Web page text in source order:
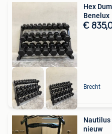
Hex
Benelux
€
Brecht
Nautilus
nieuw